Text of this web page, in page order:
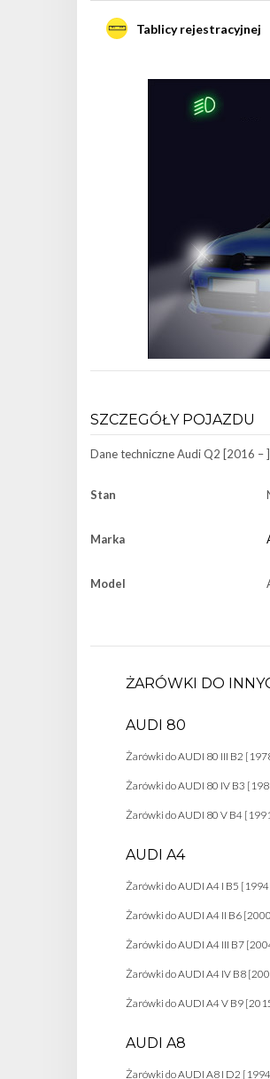
Tablicy rejestracyjnej
SZCZEGÓŁY POJAZDU
Dane techniczneAudi Q2 [2016 – ]
Stan
Marka
Model
ŻARÓWKI DO
AUDI 80
Żarówki do AUDI 80 III B2
Żarówki do AUDI 80 IV B3
Żarówki do AUDI 80 V B4
AUDI A4
Żarówki do AUDI A4 I B5
Żarówki do AUDI A4 II B6
Żarówki do AUDI A4 III B7
Żarówki do AUDI A4 IV B8
Żarówki do AUDI A4 V B9
AUDI A8
Żarówki do AUDI A8 I D2